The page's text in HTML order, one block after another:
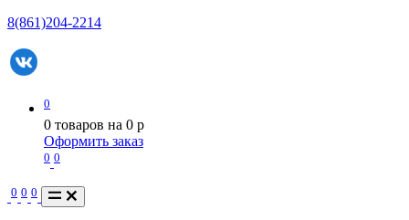
8(861)204-2214
0
0 товаров на 0 p
Оформить заказ
0 0
0 0 0